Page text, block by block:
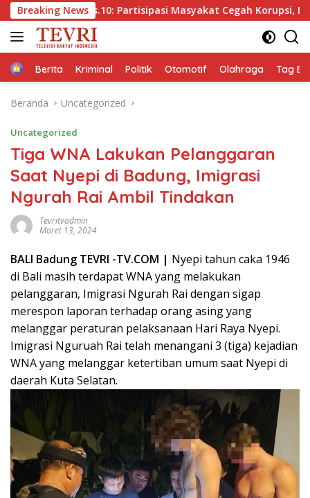
Langsung
ke
konten
Breaking News
Partisipasi Masyakat Cegah Korupsi, Narsum Risat dan
HomeBerita Kriminal Politik Otomotif Olahraga Tag
Beranda Uncategorized
Uncategorized
Tiga WNA Lakukan Pelanggaran
Saat Nyepi di Badung, Imigrasi
Ngurah Rai Ambil Tindakan
Tevritvadmin
Maret 13, 2024
BALI Badung TEVRI -TV.COM | Nyepi tahun caka 1946
di Bali masih terdapat WNA yang melakukan
pelanggaran, Imigrasi Ngurah Rai dengan sigap
merespon laporan terhadap orang asing yang
melanggar peraturan pelaksanaan Hari Raya Nyepi.
Imigrasi Nguruah Rai telah menangani 3 (tiga) kejadian
WNA yang melanggar ketertiban umum saat Nyepi di
daerah Kuta Selatan.